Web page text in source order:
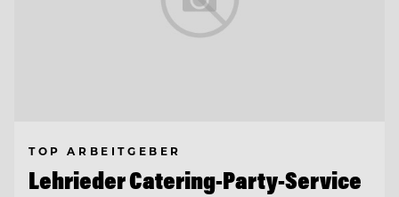
TOP ARBEITGEBER
Lehrieder Catering-Party-Service